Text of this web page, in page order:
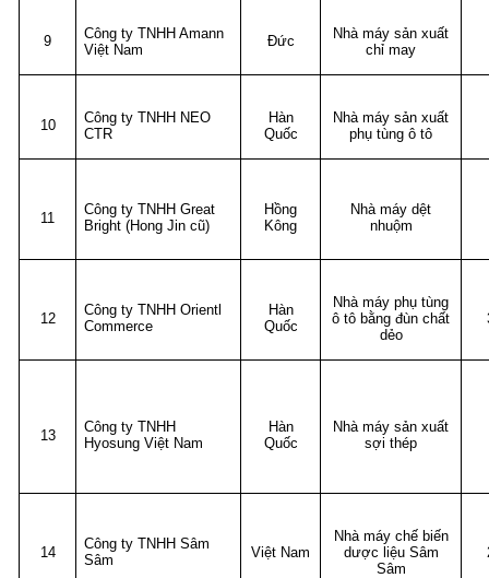
9
Công ty TNHH Amann
Việt Nam
Đức
Nhà máy sản xuất
chỉ may
10
Công ty TNHH NEO
CTR
Hàn
Quốc
Nhà máy sản xuất
phụ tùng ô tô
11
Công ty TNHH Great
Bright (Hong Jin cũ)
Hồng
Kông
Nhà máy dệt
nhuộm
12
Công ty TNHH Orientl
Commerce
Hàn
Quốc
Nhà máy phụ tùng
ô tô bằng đùn chất
dẻo
13
Công ty TNHH
Hyosung Việt Nam
Hàn
Quốc
Nhà máy sản xuất
sợi thép
14
Công ty TNHH Sâm
Sâm
Việt Nam
Nhà máy chế biến
dược liệu Sâm
Sâm